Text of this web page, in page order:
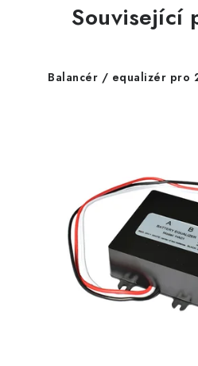
Související
Balancér / equalizér pro